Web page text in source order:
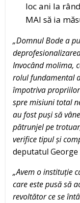
loc ani la
MAI să ia
„Domnul Bode a
Invocând molima,
rolul fundamental
împotriva
spre misiuni total
au fost puși să
pătrunjel pe
verifice tipul și
deputatul George
„Avem o instituție
care este pusă să
revoltător ce se